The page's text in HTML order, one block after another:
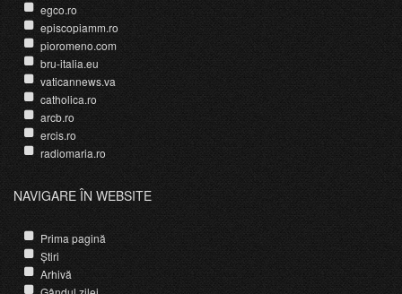
egco.ro
episcopiamm.ro
pioromeno.com
bru-italia.eu
vaticannews.va
catholica.ro
arcb.ro
ercis.ro
radiomaria.ro
NAVIGARE ÎN WEBSITE
Prima pagină
Știri
Arhivă